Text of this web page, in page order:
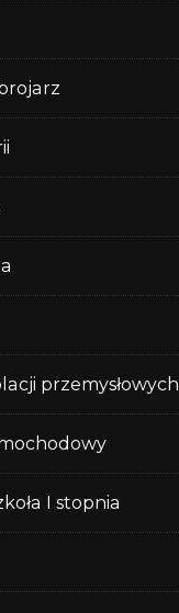
przemysłowych
I stopnia